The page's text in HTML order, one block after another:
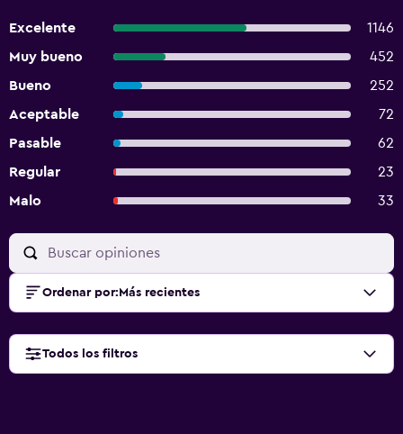
Excelente
1146
Muy bueno
452
Bueno
252
Aceptable
72
Pasable
62
Regular
23
Malo
33
Ordenar por: Más recientes
Todos los filtros